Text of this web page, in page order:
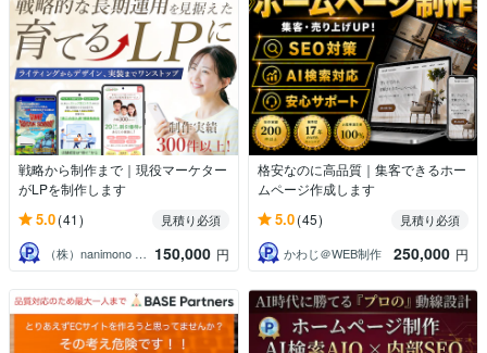
戦略から制作まで｜現役マーケター
がLPを制作します
5.0(41)
見積り必須
（株）nanimono 集客・採用支援
150,000 円
格安なのに高品質｜集客できるホー
ムページ作成します
5.0(45)
見積り必須
かわじ＠WEB制作
250,000 円